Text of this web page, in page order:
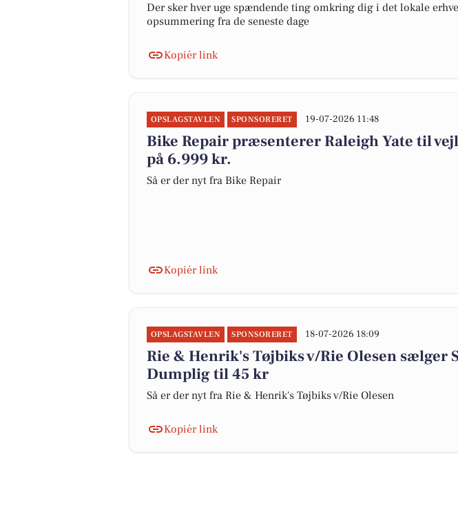
Der sker hver uge spændende ting omkring dig i det lokale
opsummering fra de seneste dage
Kopiér link
OPSLAGSTAVLEN SPONSORERET 19-07-2026 11:48
Bike Repair præsenterer Raleigh Yate til
på 6.999 kr.
Så er der nyt fra Bike Repair
Kopiér link
OPSLAGSTAVLEN SPONSORERET 18-07-2026 18:09
Rie & Henrik's Tøjbiks v/Rie Olesen sælger
Dumplig til 45 kr
Så er der nyt fra Rie & Henrik's Tøjbiks v/Rie Olesen
Kopiér link